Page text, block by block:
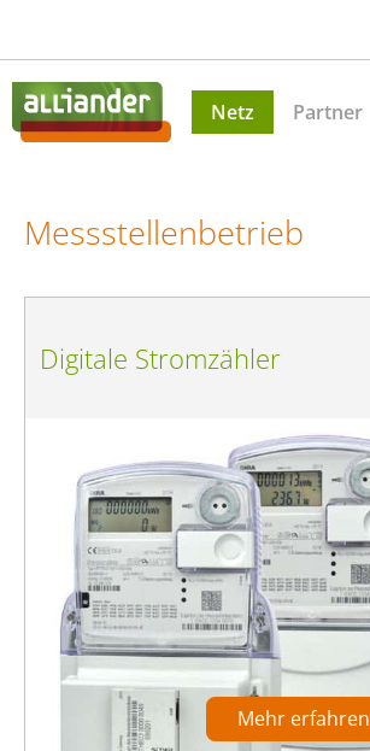
Netz Partner
Messstellenbetrieb
Digitale Stromzähler
Mehr erfahren